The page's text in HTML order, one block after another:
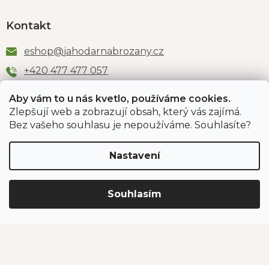
Aby vám to u nás kvetlo, používáme cookies.
Zlepšují web a zobrazují obsah, který vás zajímá.
Bez vašeho souhlasu je nepoužíváme. Souhlasíte?
Nastavení
Souhlasím
Kontakt
eshop@jahodarnabrozany.cz
+420 477 477 057
Odběr newsletteru
PŘIHLÁSIT SE